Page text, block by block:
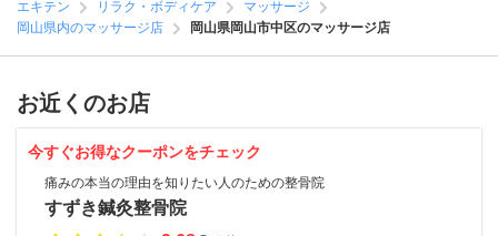
エキテン リラク・ボディケア
マッサージ
岡山県内のマッサージ店
岡山県岡山市中区のマッサージ店
お近くのお店
今すぐお得なクーポンをチェック
痛みの本当の理由を知りたい人のための整骨院
すずき鍼灸整骨院